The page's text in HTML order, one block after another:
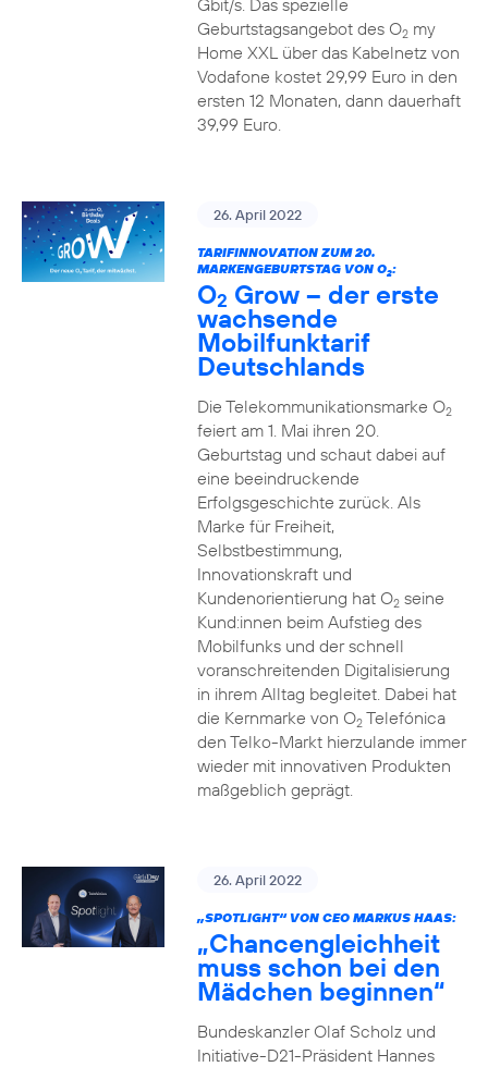
Gbit/s. Das spezielle
Geburtstagsangebot des O2my
Home XXL über das Kabelnetz von
Vodafone kostet 29,99 Euro in den
ersten 12 Monaten, dann dauerhaft
39,99 Euro.
26. April 2022
TARIFINNOVATION ZUM 20.
MARKENGEBURTSTAG VON O2:
O2 Grow – der erste
wachsende
Mobilfunktarif
Deutschlands
Die Telekommunikationsmarke O2
feiert am 1. Mai ihren 20.
Geburtstag und schaut dabei auf
eine beeindruckende
Erfolgsgeschichte zurück. Als
Marke für Freiheit,
Selbstbestimmung,
Innovationskraft und
Kundenorientierung hat O2seine
Kund:innen beim Aufstieg des
Mobilfunks und der schnell
voranschreitenden Digitalisierung
in ihrem Alltag begleitet. Dabei hat
die Kernmarke von O2Telefónica
den Telko-Markt hierzulande immer
wieder mit innovativen Produkten
maßgeblich geprägt.
26. April 2022
„SPOTLIGHT“ VON CEO MARKUS HAAS:
„Chancengleichheit
muss schon bei den
Mädchen beginnen“
Bundeskanzler Olaf Scholz und
Initiative-D21-Präsident Hannes